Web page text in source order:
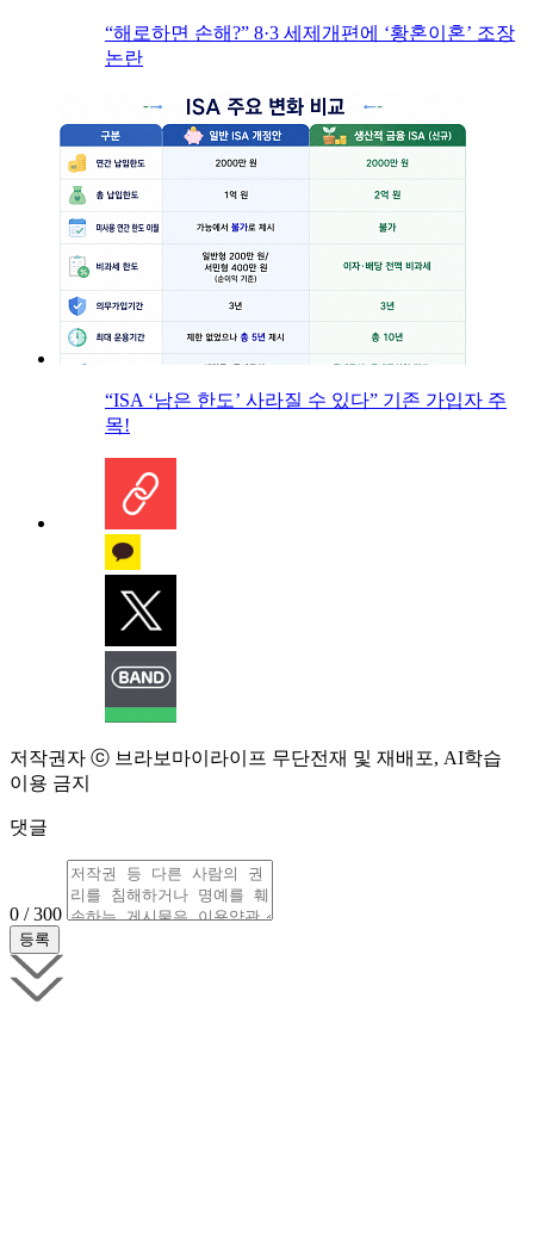
“해로하면 손해?” 8·3 세제개편에 ‘황혼이혼’ 조장
논란
“ISA ‘남은 한도’ 사라질 수 있다” 기존 가입자 주
목!
저작권자 ⓒ 브라보마이라이프 무단전재 및 재배포, AI학습
이용 금지
댓글
0 / 300